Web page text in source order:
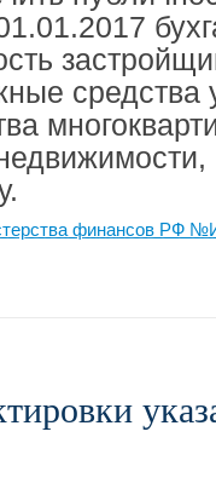
средства
финансов РФ